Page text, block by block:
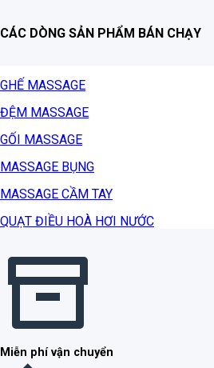
CÁC DÒNG SẢN PHẨM BÁN CHẠY
GHẾ MASSAGE
ĐỆM MASSAGE
GỐI MASSAGE
MASSAGE BỤNG
MASSAGE CẦM TAY
QUẠT ĐIỀU HOÀ HƠI NƯỚC
Miễn phí vận chuyển